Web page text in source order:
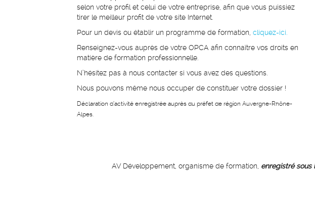
selon votre profil et celui de votre entreprise, afin que vous puissiez
tirer le meilleur profit de votre site Internet.
Pour un devis ou établir un programme de formation, cliquez-ici.
Renseignez-vous auprès de votre OPCA afin connaître vos droits en
matière de formation professionnelle.
N’hésitez pas à nous contacter si vous avez des questions.
Nous pouvons même nous occuper de constituer votre dossier !
Déclaration d’activité enregistrée auprès du préfet de région Auvergne-Rhône-
Alpes.
AV Développement, organisme de formation, enregistré sous